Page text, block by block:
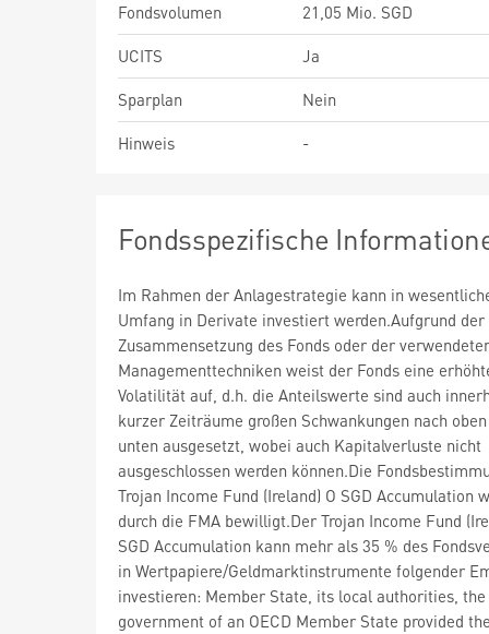
Fondsvolumen
21,05 Mio. SGD
UCITS
Ja
Sparplan
Nein
Hinweis
-
Fondsspezifische
Im Rahmen der Anlagestrategie kann in
Umfang in Derivate investiert werden.Aufgrund der
Zusammensetzung des Fonds oder der
Managementtechniken weist der Fonds eine
Volatilität auf, d.h. die Anteilswerte sind auch
kurzer Zeiträume großen Schwankungen nach
unten ausgesetzt, wobei auch Kapitalverluste nicht
ausgeschlossen werden können.Die
Trojan Income Fund (Ireland) O SGD Accumulation
durch die FMA bewilligt.Der Trojan Income Fund
SGD Accumulation kann mehr als 35 % des
in Wertpapiere/Geldmarktinstrumente folgender
investieren: Member State, its local authorities, the
government of an OECD Member State provided